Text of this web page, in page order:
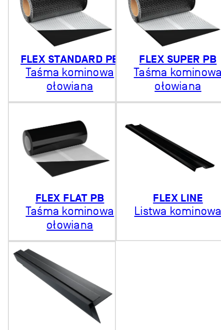
FLEX STANDARD PB
Taśma kominowa
ołowiana
FLEX SUPER PB
Taśma
ołowiana
FLEX FLAT PB
Taśma kominowa
ołowiana
FLEX LINE
Listwa